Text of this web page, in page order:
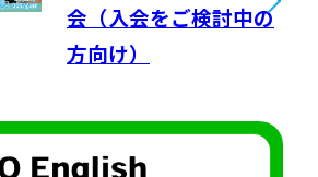
会（入会をご検討中の
方向け）